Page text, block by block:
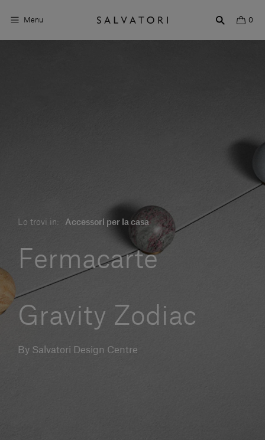
Menu 0
Chi siamo
Vieni a trovarci
Servizi al cliente
Accedi
Lo trovi in: Accessori per la casa
Fermacarte
Gravity Zodiac
By Salvatori Design Centre